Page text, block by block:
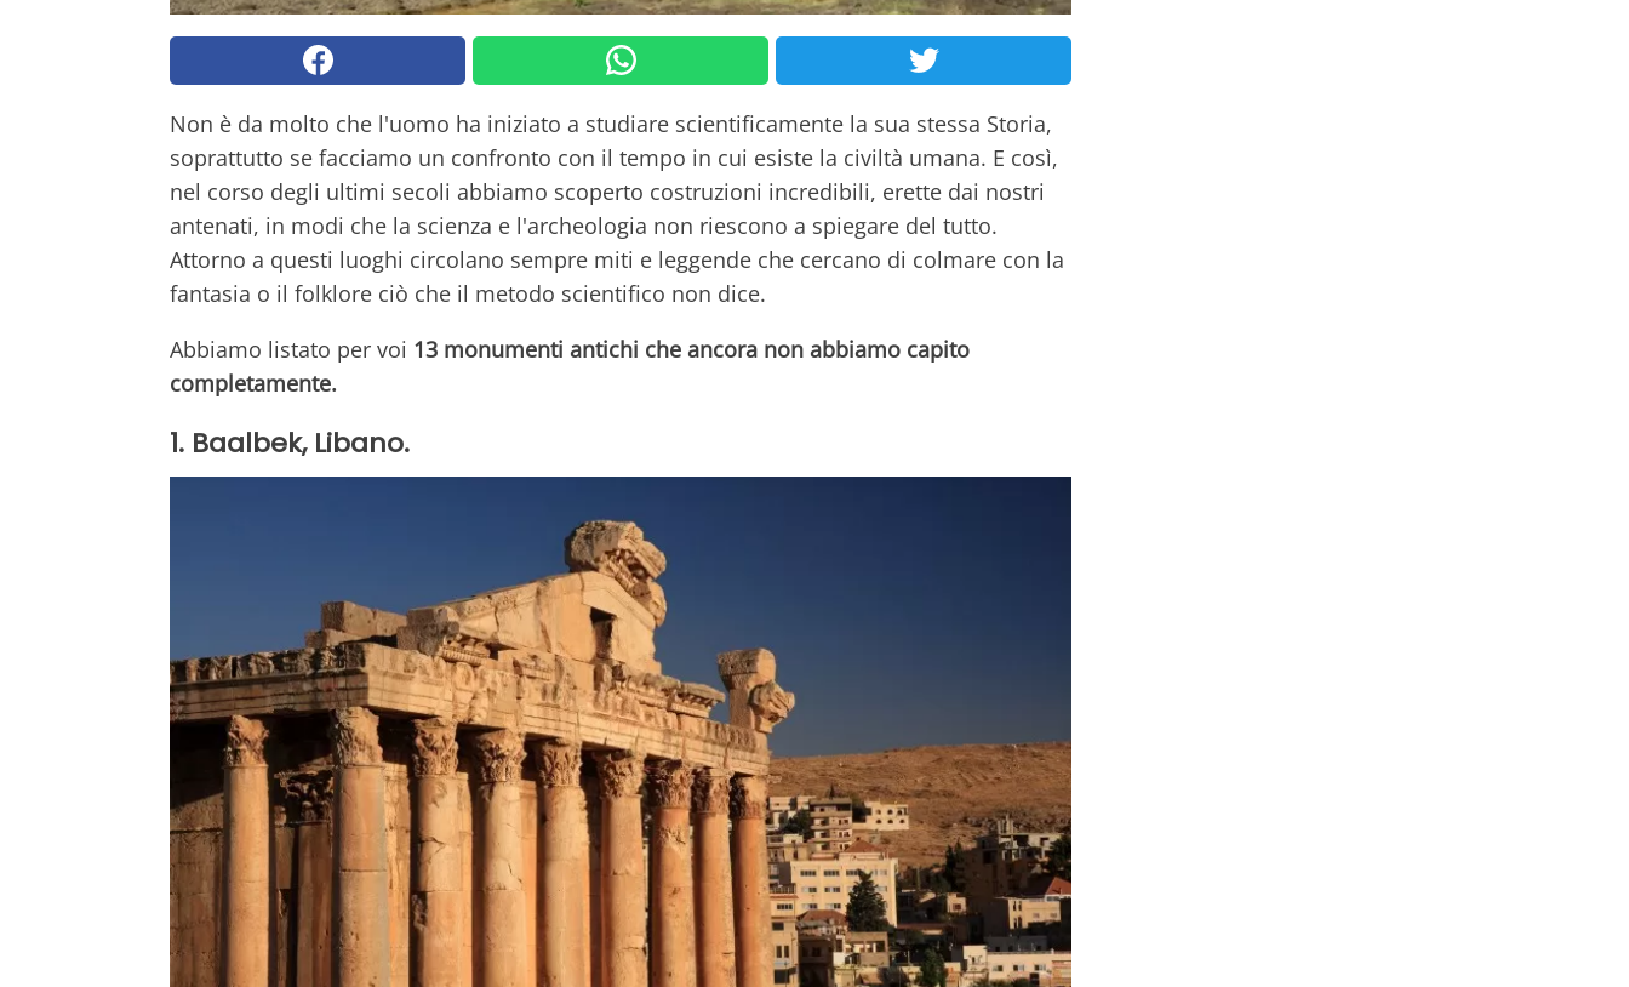
Non è da molto che l'uomo ha iniziato a studiare scientificamente la sua stessa Storia,
soprattutto se facciamo un confronto con il tempo in cui esiste la civiltà umana. E così,
nel corso degli ultimi secoli abbiamo scoperto costruzioni incredibili, erette dai nostri
antenati, in modi che la scienza e l'archeologia non riescono a spiegare del tutto.
Attorno a questi luoghi circolano sempre miti e leggende che cercano di colmare con la
fantasia o il folklore ciò che il metodo scientifico non dice.
Abbiamo listato per voi 13 monumenti antichi che ancora non abbiamo capito
completamente.
1. Baalbek, Libano.